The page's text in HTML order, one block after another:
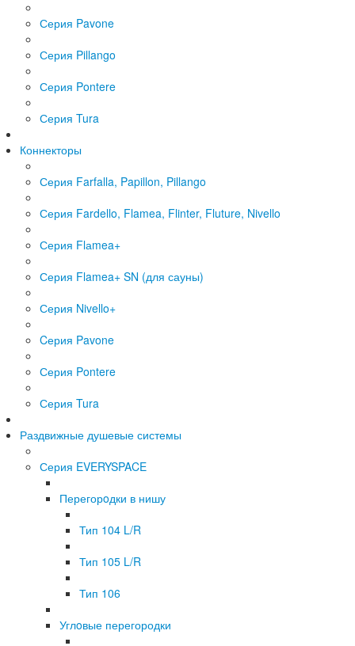
Серия Pavone
Серия Pillango
Серия Pontere
Серия Tura
Коннекторы
Серия Farfalla, Papillon, Pillango
Серия Fardello, Flamea, Flinter, Fluture, Nivello
Серия Flаmea+
Серия Flamea+ SN (для сауны)
Серия Nivello+
Cерия Pavone
Серия Pontere
Серия Tura
Раздвижные душевые системы
Серия EVERYSPACE
Перегорoдки в нишу
Тип 104 L/R
Тип 105 L/R
Тип 106
Углoвые перегородки